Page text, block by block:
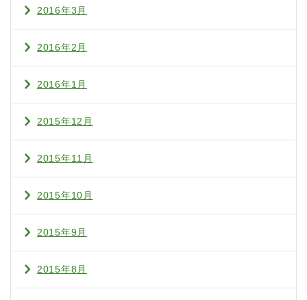
2016年3月
2016年2月
2016年1月
2015年12月
2015年11月
2015年10月
2015年9月
2015年8月